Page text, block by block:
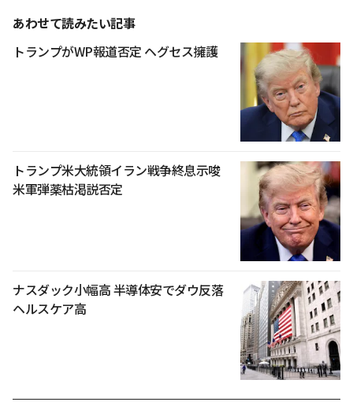
あわせて読みたい記事
トランプがWP報道否定 ヘグセス擁護
トランプ米大統領イラン戦争終息示唆
米軍弾薬枯渇説否定
ナスダック小幅高 半導体安でダウ反落
ヘルスケア高